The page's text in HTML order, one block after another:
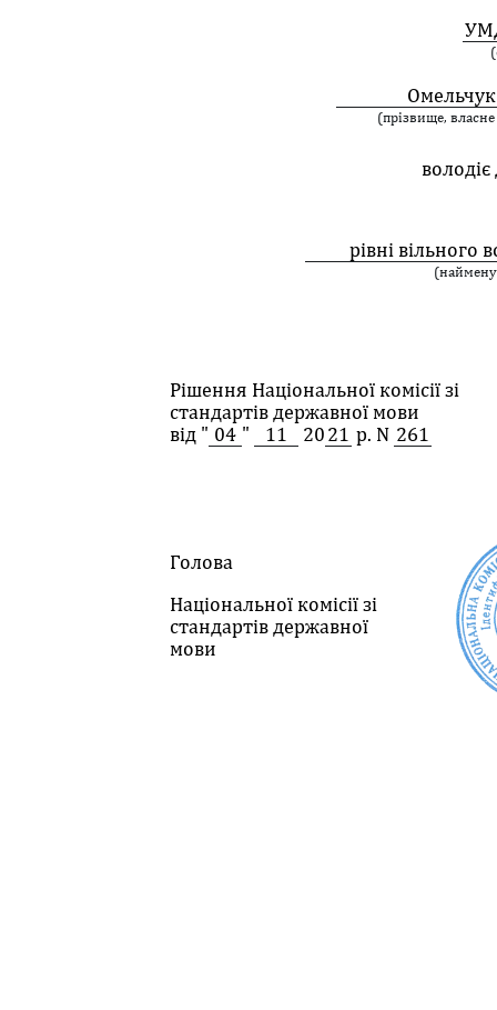
(прізвище,
рівні вільного
Рішення Національної комісії зі
стандартів державної мови
від " 04 " 11 2021 р. N 261
Голова
Національної комісії зі
стандартів державної
мови